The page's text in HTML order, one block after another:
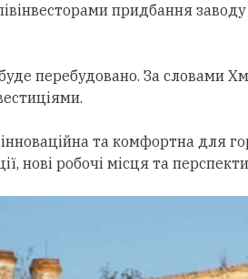
придбання
перебудовано. За словами
та комфортна для
нові робочі місця та